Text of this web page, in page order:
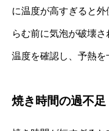
に温度が高すぎると
らむ前に気泡が破壊
温度を確認し、予熱を
焼き時間の過不足